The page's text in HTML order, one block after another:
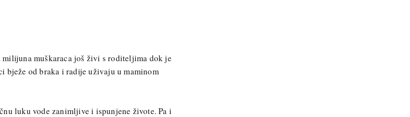
muškaraca još živi s roditeljima dok je
bježe od braka i radije uživaju u maminom
luku vode zanimljive i ispunjene živote. Pa i